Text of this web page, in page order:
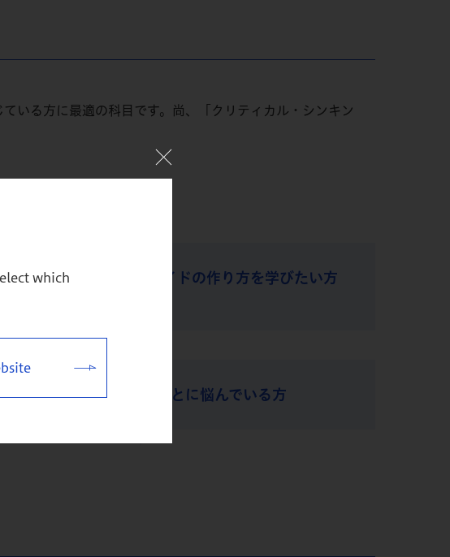
which
いる方に最適の科目です。尚、「クリティカル・シンキン
いことが伝わる」スライドの作り方を学びたい方
自身の提案が通らないことに悩んでいる方